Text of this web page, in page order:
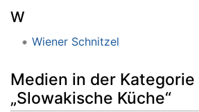
W
Wiener Schnitzel
Medien in der Kategorie
„Slowakische Küche“